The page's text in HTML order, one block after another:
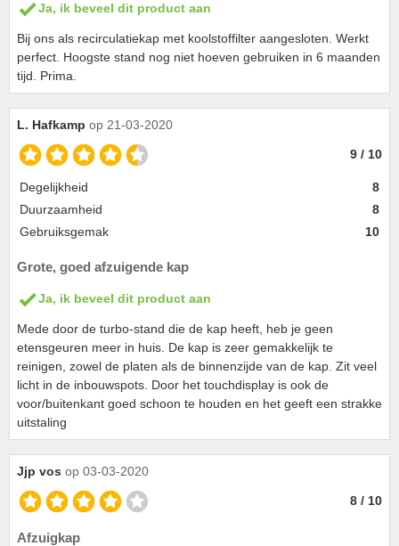
Ja, ik beveel dit product aan
Bij ons als recirculatiekap met koolstoffilter aangesloten. Werkt
perfect. Hoogste stand nog niet hoeven gebruiken in 6 maanden
tijd. Prima.
L. Hafkamp op 21-03-2020
9 / 10
Degelijkheid
8
Duurzaamheid
8
Gebruiksgemak
10
Grote, goed afzuigende kap
Ja, ik beveel dit product aan
Mede door de turbo-stand die de kap heeft, heb je geen
etensgeuren meer in huis. De kap is zeer gemakkelijk te
reinigen, zowel de platen als de binnenzijde van de kap. Zit veel
licht in de inbouwspots. Door het touchdisplay is ook de
voor/buitenkant goed schoon te houden en het geeft een strakke
uitstaling
Jjp vos op 03-03-2020
8 / 10
Afzuigkap